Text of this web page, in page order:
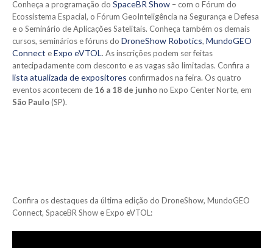
Conheça a programação do SpaceBR Show – com o Fórum do
Ecossistema Espacial, o Fórum GeoInteligência na Segurança e Defesa
e o Seminário de Aplicações Satelitais. Conheça também os demais
cursos, seminários e fóruns do DroneShow Robotics, MundoGEO
Connect eExpo eVTOL. As inscrições podem ser feitas
antecipadamente com desconto e as vagas são limitadas. Confira a
lista atualizada de expositores confirmados na feira. Os quatro
eventos acontecem de 16 a 18 de junhono Expo Center Norte, em
São Paulo(SP).
Confira os destaques da última edição do DroneShow, MundoGEO
Connect, SpaceBR Show e Expo eVTOL: